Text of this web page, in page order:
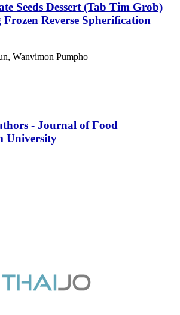
Seeds Dessert (Tab Tim Grob)
Reverse Spherification
Wanvimon Pumpho
- Journal of Food
University